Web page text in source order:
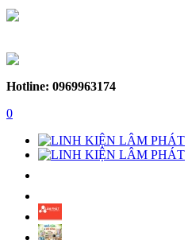
Hotline: 0969963174
0